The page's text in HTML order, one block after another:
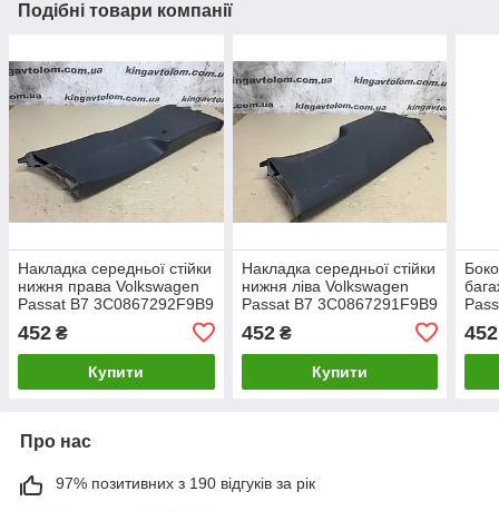
Подібні товари компанії
Накладка середньої стійки
нижня права Volkswagen
Passat B7 3C0867292F9B9
452 ₴
Купити
Накладка середньої стійки
нижня ліва Volkswagen
Passat B7 3C0867291F9B9
452₴
Купити
452
Про нас
97% позитивних з 190 відгуків за рік